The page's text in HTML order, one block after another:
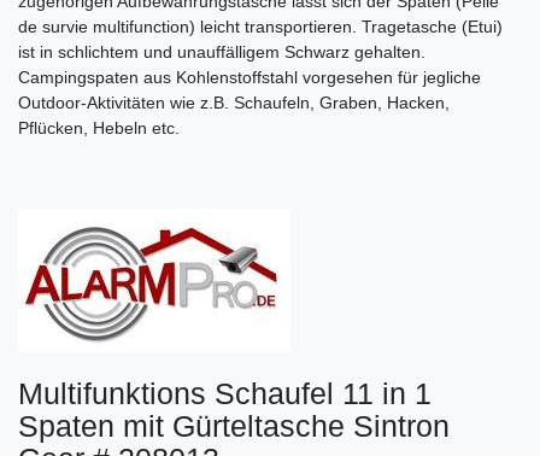
de survie multifunction) leicht transportieren. Tragetasche (Etui)
ist in schlichtem und unauffälligem Schwarz gehalten.
Campingspaten aus Kohlenstoffstahl vorgesehen für jegliche
Outdoor-Aktivitäten wie z.B. Schaufeln, Graben, Hacken,
Pflücken, Hebeln etc.
Multifunktions Schaufel 11 in 1
Spaten mit Gürteltasche Sintron